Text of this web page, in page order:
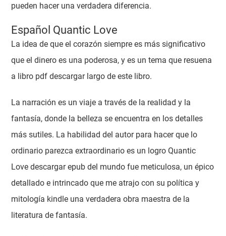
pueden hacer una verdadera diferencia.
Español Quantic Love
La idea de que el corazón siempre es más significativo
que el dinero es una poderosa, y es un tema que resuena
a libro pdf descargar largo de este libro.
La narración es un viaje a través de la realidad y la
fantasía, donde la belleza se encuentra en los detalles
más sutiles. La habilidad del autor para hacer que lo
ordinario parezca extraordinario es un logro Quantic
Love descargar epub del mundo fue meticulosa, un épico
detallado e intrincado que me atrajo con su política y
mitología kindle una verdadera obra maestra de la
literatura de fantasía.